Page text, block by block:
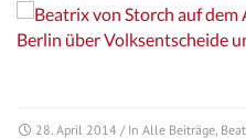
28. April 2014 / In Alle Beiträge,